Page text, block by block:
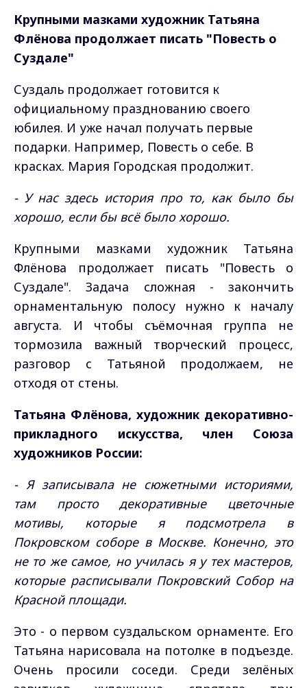
Крупными мазками художник Татьяна
Флёнова продолжает писать "Повесть о
Суздале"
Суздаль продолжает готовится к
официальному празднованию своего
юбилея. И уже начал получать первые
подарки. Например, Повесть о себе. В
красках. Мария Городская продолжит.
- У нас здесь история про то, как было бы
хорошо, если бы всё было хорошо.
Крупными мазками художник Татьяна
Флёнова продолжает писать "Повесть о
Суздале". Задача сложная - закончить
орнаментальную полосу нужно к началу
августа. И чтобы съёмочная группа не
тормозила важный творческий процесс,
разговор с Татьяной продолжаем, не
отходя от стены.
Татьяна Флёнова, художник декоративно-
прикладного искусства, член Союза
художников России:
- Я записывала не сюжетными историями,
там просто декоративные цветочные
мотивы, которые я подсмотрела в
Покровском соборе в Москве. Конечно, это
не то же самое, но училась я у тех мастеров,
которые расписывали Покровский Собор на
Красной площади.
Это - о первом суздальском орнаменте. Его
Татьяна нарисовала на потолке в подъезде.
Очень просили соседи. Среди зелёных